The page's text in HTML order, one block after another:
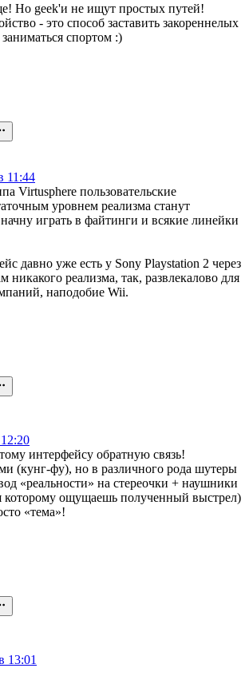
Но geek'и не ищут простых путей!
- это способ заставить закореннелых
спортом :)
11:44
Virtusphere пользовательские
уровнем реализма станут
играть в файтинги и всякие линейки
давно уже есть у Sony Playstation 2 через
никакого реализма, так, развлекалово для
наподобие Wii.
интерфейсу обратную связь!
(кунг-фу), но в различного рода шутеры
«реальности» на стереочки + наушники
которому ощущаешь полученный выстрел)
«тема»!
13:01